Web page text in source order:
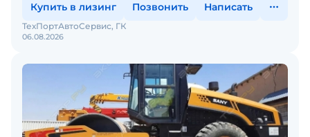
Купить в лизинг Позвонить Написать
06.08.2026
ТехПортАвтоСервис, ГК